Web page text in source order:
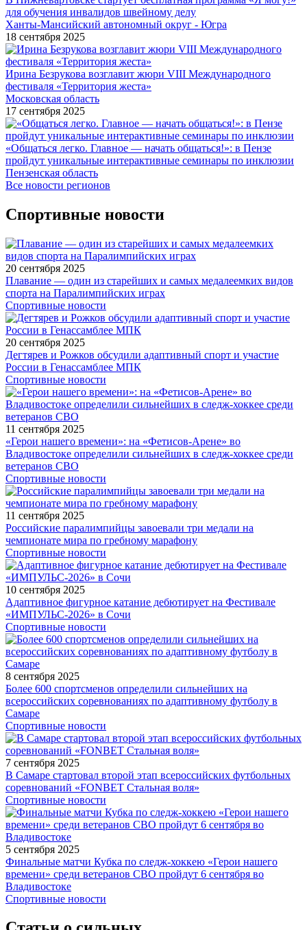
для обучения инвалидов швейному делу
Ханты-Мансийский автономный округ - Югра
18 сентября 2025
Ирина Безрукова возглавит жюри VIII Международного
фестиваля «Территория жеста»
Московская область
17 сентября 2025
«Общаться легко. Главное — начать общаться!»: в Пензе
пройдут уникальные интерактивные семинары по инклюзии
Пензенская область
Все новости регионов
Спортивные новости
20 сентября 2025
Плавание — один из старейших и самых медалеемких видов
спорта на Паралимпийских играх
Спортивные новости
20 сентября 2025
Дегтярев и Рожков обсудили адаптивный спорт и участие
России в Генассамблее МПК
Спортивные новости
11 сентября 2025
«Герои нашего времени»: на «Фетисов-Арене» во
Владивостоке определили сильнейших в следж-хоккее среди
ветеранов СВО
Спортивные новости
11 сентября 2025
Российские паралимпийцы завоевали три медали на
чемпионате мира по гребному марафону
Спортивные новости
10 сентября 2025
Адаптивное фигурное катание дебютирует на Фестивале
«ИМПУЛЬС-2026» в Сочи
Спортивные новости
8 сентября 2025
Более 600 спортсменов определили сильнейших на
всероссийских соревнованиях по адаптивному футболу в
Самаре
Спортивные новости
7 сентября 2025
В Самаре стартовал второй этап всероссийских футбольных
соревнований «FONBET Стальная воля»
Спортивные новости
5 сентября 2025
Финальные матчи Кубка по следж-хоккею «Герои нашего
времени» среди ветеранов СВО пройдут 6 сентября во
Владивостоке
Спортивные новости